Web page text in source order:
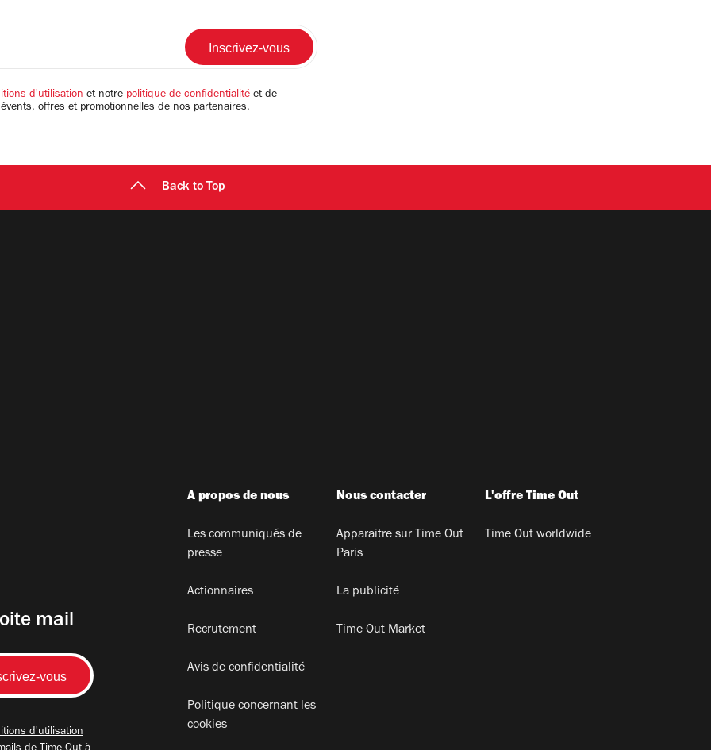
d'utilisation et notre politique de confidentialité et de
offres et promotionnelles de nos partenaires.
Back to Top
mail
d'utilisation
A propos de nous
Les communiqués de
presse
Actionnaires
Recrutement
Avis de confidentialité
Politique concernant les
cookies
Nous contacter
Apparaitre sur Time Out
Paris
La publicité
Time Out Market
L'offre Time Out
Time Out worldwide